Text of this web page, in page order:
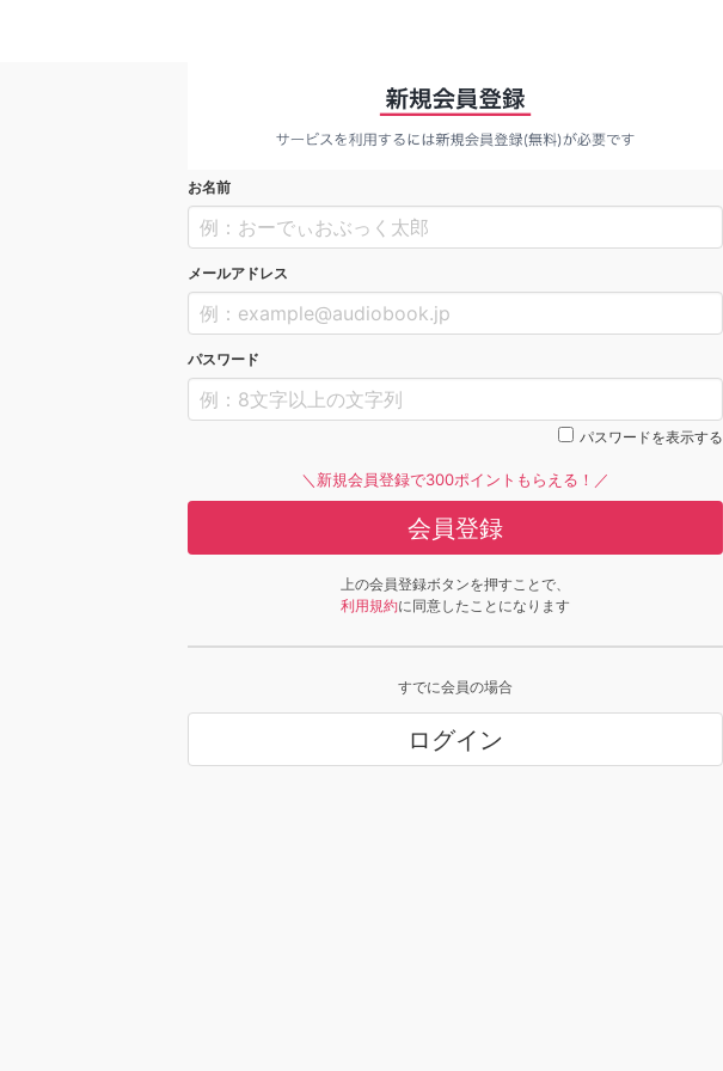
お名前
メールアドレス
パスワード
パスワードを表示する
＼新規会員登録で300ポイントもらえる！／
会員登録
上の会員登録ボタンを押すことで、
利用規約に同意したことになります
すでに会員の場合
ログイン